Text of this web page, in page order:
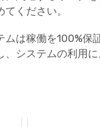
ください。
ムは稼働を100%
、システムの利用